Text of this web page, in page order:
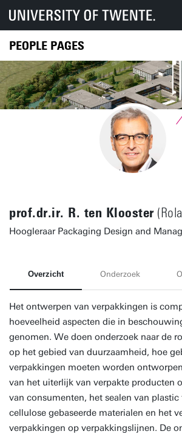
PEOPLE PAGES
prof.dr.ir. R. ten Klooster
Hoogleraar Packaging Design and
Overzicht Onderzoek
Het ontwerpen van verpakkingen is
hoeveelheid aspecten die in
genomen. We doen onderzoek naar de
op het gebied van duurzaamheid, hoe
verpakkingen moeten worden
van het uiterlijk van verpakte producten
van consumenten, het sealen van
cellulose gebaseerde materialen en het
verpakkingen op verpakkingslijnen. De